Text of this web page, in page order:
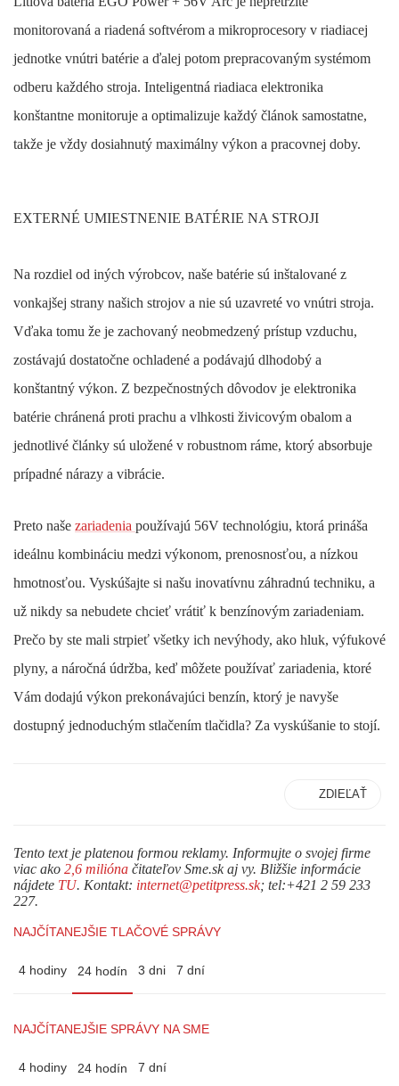
monitorovaná a riadená softvérom a mikroprocesory v riadiacej
jednotke vnútri batérie a ďalej potom prepracovaným systémom
odberu každého stroja. Inteligentná riadiaca elektronika
konštantne monitoruje a optimalizuje každý článok samostatne,
takže je vždy dosiahnutý maximálny výkon a pracovnej doby.
EXTERNÉ UMIESTNENIE BATÉRIE NA STROJI
Na rozdiel od iných výrobcov, naše batérie sú inštalované z
vonkajšej strany našich strojov a nie sú uzavreté vo vnútri stroja.
Vďaka tomu že je zachovaný neobmedzený prístup vzduchu,
zostávajú dostatočne ochladené a podávajú dlhodobý a
konštantný výkon. Z bezpečnostných dôvodov je elektronika
batérie chránená proti prachu a vlhkosti živicovým obalom a
jednotlivé články sú uložené v robustnom ráme, ktorý absorbuje
prípadné nárazy a vibrácie.
Preto naše zariadenia používajú 56V technológiu, ktorá prináša
ideálnu kombináciu medzi výkonom, prenosnosťou, a nízkou
hmotnosťou. Vyskúšajte si našu inovatívnu záhradnú techniku, a
už nikdy sa nebudete chcieť vrátiť k benzínovým zariadeniam.
Prečo by ste mali strpieť všetky ich nevýhody, ako hluk, výfukové
plyny, a náročná údržba, keď môžete používať zariadenia, ktoré
Vám dodajú výkon prekonávajúci benzín, ktorý je navyše
dostupný jednoduchým stlačením tlačidla? Za vyskúšanie to stojí.
ZDIEĽAŤ
Tento text je platenou formou reklamy. Informujte o svojej firme
viac ako 2,6 milióna čitateľov Sme.sk aj vy. Bližšie informácie
nájdete TU. Kontakt: internet@petitpress.sk; tel:+421 2 59 233
227.
NAJČÍTANEJŠIE TLAČOVÉ SPRÁVY
4 hodiny 24 hodín 3 dni 7 dní
NAJČÍTANEJŠIE SPRÁVY NA SME
4 hodiny 24 hodín 7 dní